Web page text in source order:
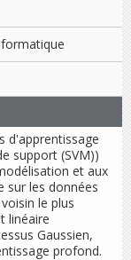
d'apprentissage
support (SVM))
et aux
sur les données
le plus
linéaire
Gaussien,
profond.